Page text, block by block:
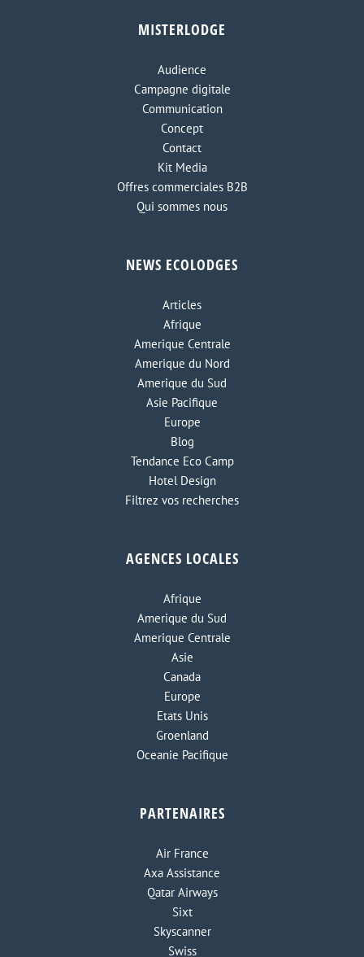
MISTERLODGE
Audience
Campagne digitale
Communication
Concept
Contact
Kit Media
Offres commerciales B2B
Qui sommes nous
NEWS ECOLODGES
Articles
Afrique
Amerique Centrale
Amerique du Nord
Amerique du Sud
Asie Pacifique
Europe
Blog
Tendance Eco Camp
Hotel Design
Filtrez vos recherches
AGENCES LOCALES
Afrique
Amerique du Sud
Amerique Centrale
Asie
Canada
Europe
Etats Unis
Groenland
Oceanie Pacifique
PARTENAIRES
Air France
Axa Assistance
Qatar Airways
Sixt
Skyscanner
Swiss